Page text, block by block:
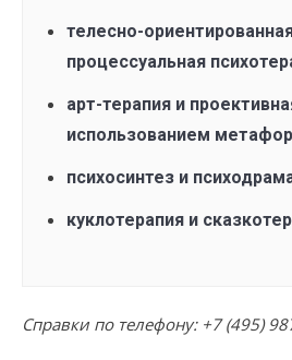
телесно-
процессуальная
арт-терапия и
использованием
психосинтез и
куклотерапия и
Справки по телефону: +7 (495)